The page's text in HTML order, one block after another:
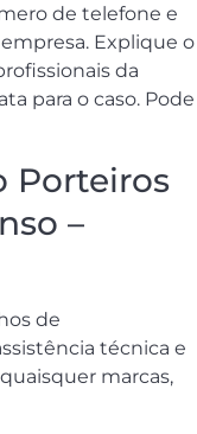
de telefone e
Explique o
da
para o caso. Pode
Porteiros
–
de
técnica e
marcas,